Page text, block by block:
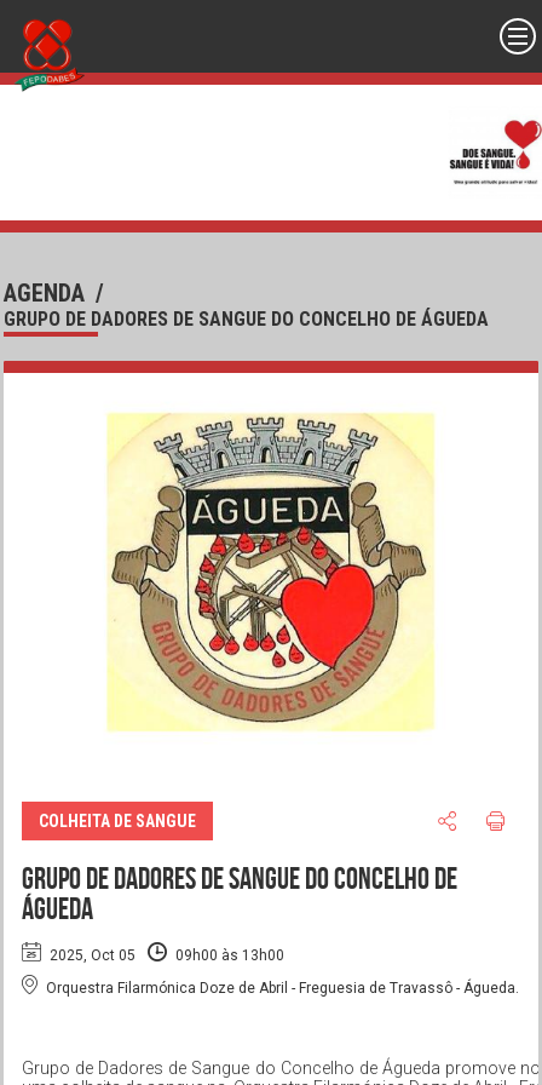
AGENDA /
GRUPO DE DADORES DE SANGUE DO CONCELHO DE ÁGUEDA
COLHEITA DE SANGUE
Grupo de Dadores de Sangue do Concelho de
Águeda
2025, Oct 05
09h00 às 13h00
Orquestra Filarmónica Doze de Abril - Freguesia de Travassô - Águeda.
Grupo de Dadores de Sangue do Concelho de Águeda promove